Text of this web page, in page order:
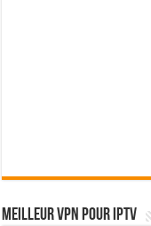
Meilleur VPN pour IPTV